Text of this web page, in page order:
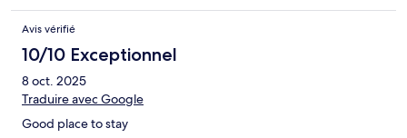
Avis vérifié
10/10 Exceptionnel
8 oct. 2025
Traduire avec Google
Good place to stay